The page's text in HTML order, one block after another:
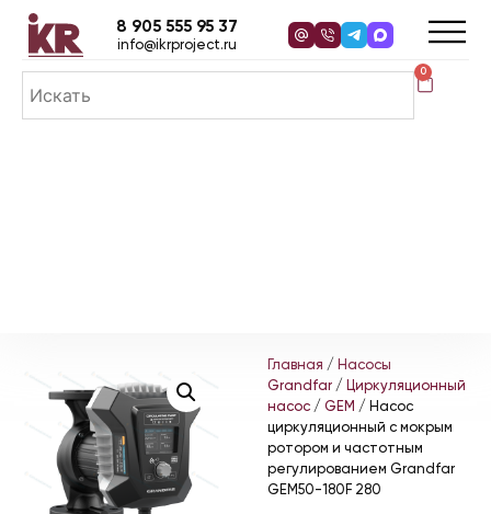
0
8 905 555 95 37
info@ikrproject.ru
Главная / Насосы
Grandfar / Циркуляционный
насос / GEM / Насос
циркуляционный с мокрым
ротором и частотным
регулированием Grandfar
GEM50-180F 280